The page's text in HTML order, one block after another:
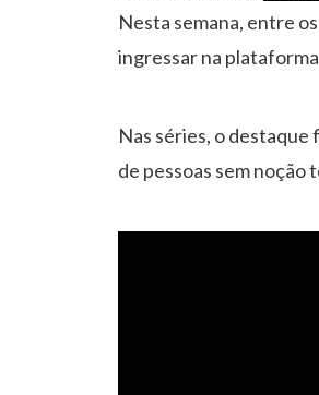
Nesta semana, entre
ingressar na
Nas séries, o destaque
de pessoas sem noção